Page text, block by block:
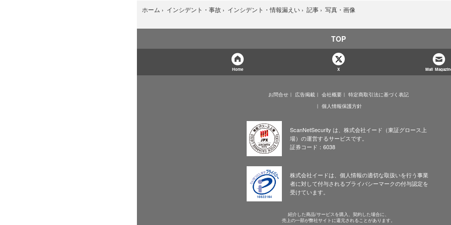
ホーム › インシデント・事故 › インシデント・情報漏えい › 記事 › 写真・画像
TOP
Home X Mail
お問合せ 広告掲載 会社概要
特定商取引法に基づく表記
個人情報保護方針
ScanNetSecurity は、株式会社イード（東証グロース上
場）の運営するサービスです。
証券コード：6038
株式会社イードは、個人情報の適切な取扱いを行う事業
者に対して付与されるプライバシーマークの付与認定を
受けています。
紹介した商品/サービスを購入、契約した場合に、
売上の一部が弊社サイトに還元されることがあります。